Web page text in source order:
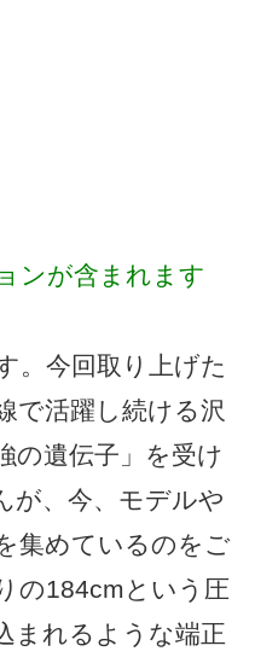
ンが含まれます
。今回取り上げた
で活躍し続ける沢
の遺伝子」を受け
が、今、モデルや
集めているのをご
の184cmという圧
まれるような端正